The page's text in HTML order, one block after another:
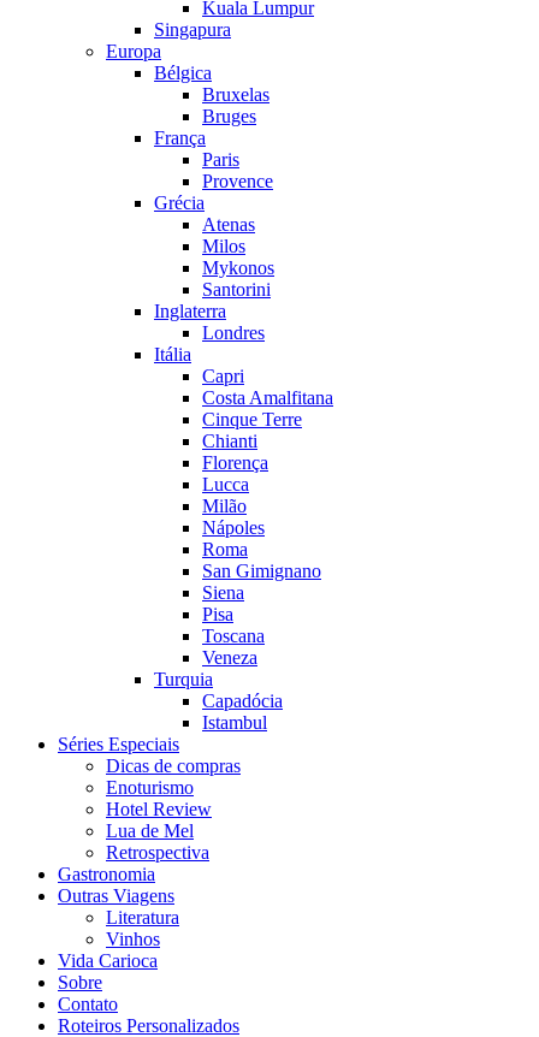
Kuala Lumpur
Singapura
Europa
Bélgica
Bruxelas
Bruges
França
Paris
Provence
Grécia
Atenas
Milos
Mykonos
Santorini
Inglaterra
Londres
Itália
Capri
Costa Amalfitana
Cinque Terre
Chianti
Florença
Lucca
Milão
Nápoles
Roma
San Gimignano
Siena
Pisa
Toscana
Veneza
Turquia
Capadócia
Istambul
Séries Especiais
Dicas de compras
Enoturismo
Hotel Review
Lua de Mel
Retrospectiva
Gastronomia
Outras Viagens
Literatura
Vinhos
Vida Carioca
Sobre
Contato
Roteiros Personalizados